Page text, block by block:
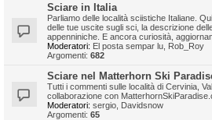
Sciare in Italia
Parliamo delle località sciistiche Italiane.
delle tue uscite sugli sci, la descrizione
appenniniche. E ancora curiosità,
Moderatori: El posta sempar lu Rob_Roy
Argomenti: 682
Sciare nel Matterhorn Ski
Tutti i commenti sulle località di Cervinia,
collaborazione con
Moderatori: sergio Davidsnow
Argomenti: 65